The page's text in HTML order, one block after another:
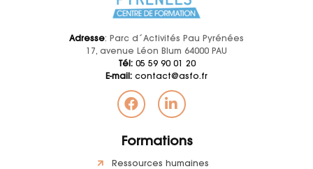
Adresse: Parc d´Activités Pau Pyrénées
17, avenue Léon Blum 64000 PAU
Tél:05 59 90 01 20
E-mail: contact@asfo.fr
Formations
Ressources humaines